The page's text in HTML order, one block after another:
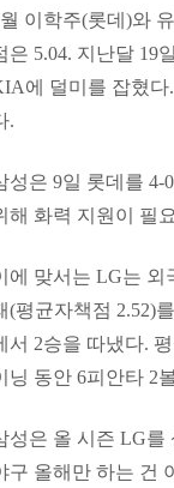
이학주(롯데)와
은 5.04. 지난달 19
에 덜미를 잡혔다
.
성은 9일 롯데를 4-
해 화력 지원이 필
에 맞서는 LG는 외
(평균자책점 2.52)
서 2승을 따냈다.
닝 동안 6피안타 2
성은 올 시즌 LG를
구 올해만 하는 건